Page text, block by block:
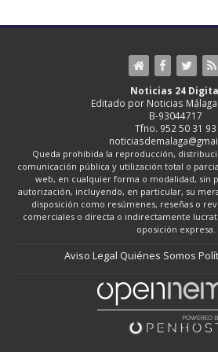
Noticias 24
Editado por Noticias Málaga
B-93044717
Tfno. 952 50 31 93
Queda prohibida la reproducción,
comunicación pública y utilización total o
web, en cualquier forma o modalidad, sin
autorización, incluyendo, en particular, su
disposición como resúmenes, reseñas o
comerciales o directa o indirectamente
oposición expresa.
Aviso Legal Quiénes Somos